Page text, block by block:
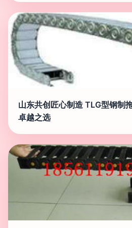
山东共创匠心制造 TLG型钢制
卓越之选